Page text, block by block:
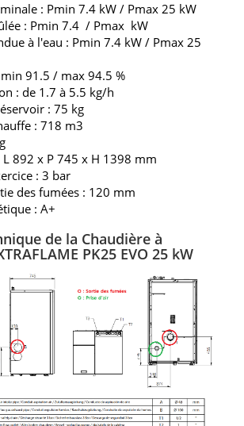
: Pmin 7.4 kW / Pmax 25 kW
: Pmin 7.4 / Pmax kW
à l'eau : Pmin 7.4 kW / Pmax 25
91.5 / max 94.5 %
: de 1.7 à 5.5 kg/h
: 75 kg
: 718 m3
892 x P 745 x H 1398 mm
: 3 bar
des fumées : 120 mm
: A+
de la Chaudière à
PK25 EVO 25 kW